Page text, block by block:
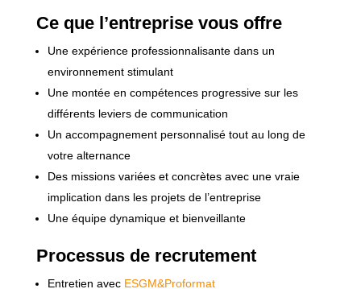
Ce que l’entreprise vous offre
Une expérience professionnalisante dans un
environnement stimulant
Une montée en compétences progressive sur les
différents leviers de communication
Un accompagnement personnalisé tout au long de
votre alternance
Des missions variées et concrètes avec une vraie
implication dans les projets de l’entreprise
Une équipe dynamique et bienveillante
Processus de recrutement
Entretien avec ESGM&Proformat